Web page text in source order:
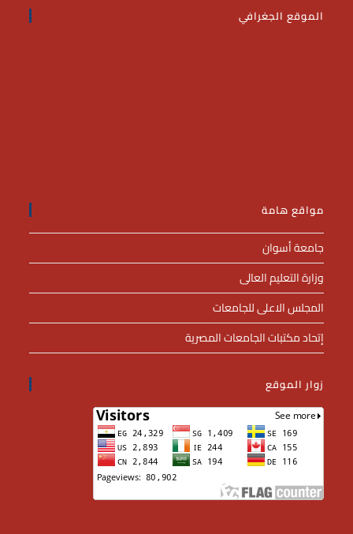
الموقع الجغرافي
مواقع هامة
جامعة أسوان
وزارة التعليم العالى
المجلس الاعلى للجامعات
إتحاد مكتبات الجامعات المصرية
زوار الموقع